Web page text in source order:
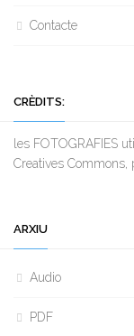
Contacte
CRÈDITS:
les FOTOGRAFIES
Creatives Commons,
ARXIU
Audio
PDF